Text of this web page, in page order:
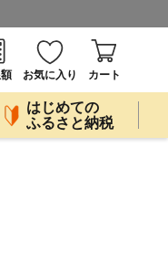
お気に入り カート
はじめての
ふるさと納税